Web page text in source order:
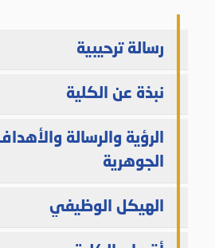
رسالة ترحيبية
نبذة عن الكلية
الرؤية والرسالة
الجوهرية
الهيكل الوظيفي